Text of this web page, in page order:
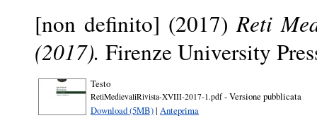
[non definito] (2017)Reti
(2017). Firenze University
Testo
RetiMedievaliRivista-XVIII-2017-1.pdf- Versione pubblicata
Download (5MB)| Anteprima